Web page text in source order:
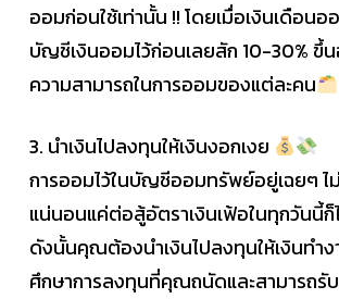
ออมก่อนใช้เท่านั้น !! โดยเมื่อเงินเดือนอ
บัญชีเงินออมไว้ก่อนเลยสัก 10-30% ขึ้น
ความสามารถในการออมของแต่ละคน
3. นำเงินไปลงทุนให้เงินงอกเงย
การออมไว้ในบัญชีออมทรัพย์อยู่เฉยๆ ไ
แน่นอนแค่ต่อสู้อัตราเงินเฟ้อในทุกวันนี้ก็
ดังนั้นคุณต้องนำเงินไปลงทุนให้เงินทำง
ศึกษาการลงทุนที่คุณถนัดและสามารถรั